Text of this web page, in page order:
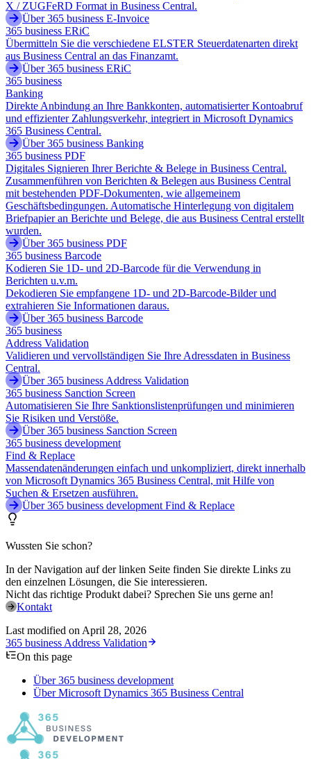
X / ZUGFeRD Format in Business Central.
Über 365 business E-Invoice
365 business ERiC
Übermitteln Sie die verschiedene ELSTER Steuerdatenarten direkt
aus Business Central an das Finanzamt.
Über 365 business ERiC
365 business
Banking
Direkte Anbindung an Ihre Bankkonten, automatisierter Kontoabruf
und effizienter Zahlungsverkehr, integriert in Microsoft Dynamics
365 Business Central.
Über 365 business Banking
365 business PDF
Digitales Signieren Ihrer Berichte & Belege in Business Central.
Zusammenführen von Berichten & Belegen aus Business Central
mit bestehenden PDF-Dokumenten, wie allgemeinem
Geschäftsbedingungen. Automatische Hinterlegung von digitalem
Briefpapier an Berichte und Belege, die aus Business Central erstellt
wurden.
Über 365 business PDF
365 business Barcode
Kodieren Sie 1D- und 2D-Barcode für die Verwendung in
Berichten u.v.m.
Dekodieren Sie empfangene 1D- und 2D-Barcode-Bilder und
extrahieren Sie Informationen daraus.
Über 365 business Barcode
365 business
Address Validation
Validieren und vervollständigen Sie Ihre Adressdaten in Business
Central.
Über 365 business Address Validation
365 business Sanction Screen
Automatisieren Sie Ihre Sanktionslistenprüfungen und minimieren
Sie Risiken und Verstöße.
Über 365 business Sanction Screen
365 business development
Find & Replace
Massendatenänderungen einfach und unkompliziert, direkt innerhalb
von Microsoft Dynamics 365 Business Central, mit Hilfe von
Suchen & Ersetzen ausführen.
Über 365 business development Find & Replace
Wussten Sie schon?
In der Navigation auf der linken Seite finden Sie direkte Links zu
den einzelnen Lösungen, die Sie interessieren.
Nicht das richtige Produkt dabei? Sprechen Sie uns gerne an!
Kontakt
Last modified on April 28, 2026
365 business Address Validation
On this page
Über 365 business development
Über Microsoft Dynamics 365 Business Central